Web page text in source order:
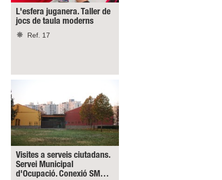
L'esfera juganera. Taller de
jocs de taula moderns
Ref. 17
Visites a serveis ciutadans.
Servei Municipal
d'Ocupació. Conexió SM…